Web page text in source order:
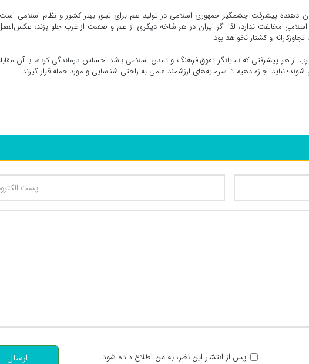
دهنده پیشرفت چشمگیر جمهوری اسلامی در تولید علم برای تبلور بهتر کشور و نظام اسلامی
مخالفت ندارد، لذا اگر ایران در هر شاخه دیگری از علم و صنعت از غرب جلو بزند،
و کشتار نخواهد بود.
از هر پیشرفتی که نمایانگر تفوق فرهنگ و تمدن اسلامی باشد احساس درماندگی کرده، با آن
نباید اجازه دهیم تا سرمایه‌های ارزشمند علمی به راحتی شناسایی و مورد حمله قرار گیرند.
پس از انتشار این نظر، به من اطلاع داده شود.
ارسال